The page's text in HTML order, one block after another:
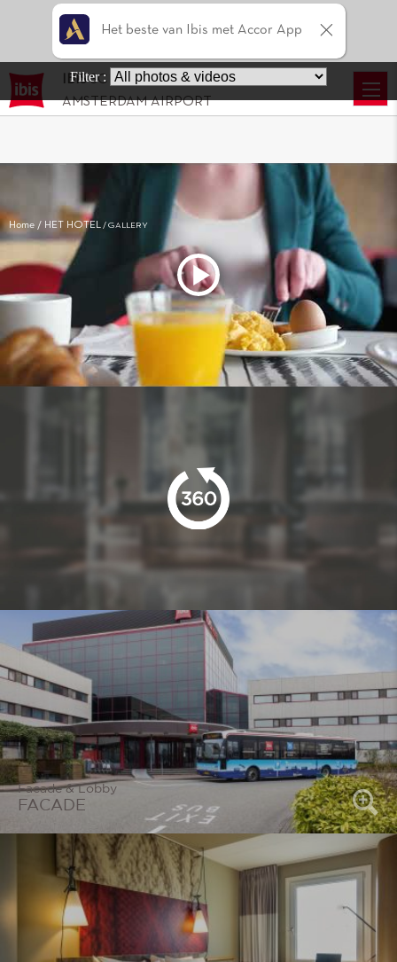
Home HET HOTEL GALLERY
Facade & Lobby
FACADE
IBISSCHIPHOL
AMSTERDAM AIRPORT
Filter :
Het beste van Ibis met Accor App